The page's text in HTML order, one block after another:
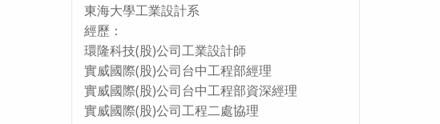
東海大學工業設計系
經歷：
環隆科技(股)公司工業設計師
實威國際(股)公司台中工程部經理
實威國際(股)公司台中工程部資深經理
實威國際(股)公司工程二處協理